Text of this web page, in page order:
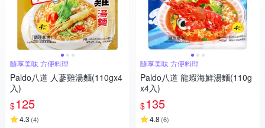
隨享美味 方便料理
Paldo八道 人蔘雞湯麵(110gx4
入)
$125
4.3 (4)
隨享美味 方便料理
Paldo八道 龍蝦海鮮湯麵(110g
x4入)
$135
4.8 (6)